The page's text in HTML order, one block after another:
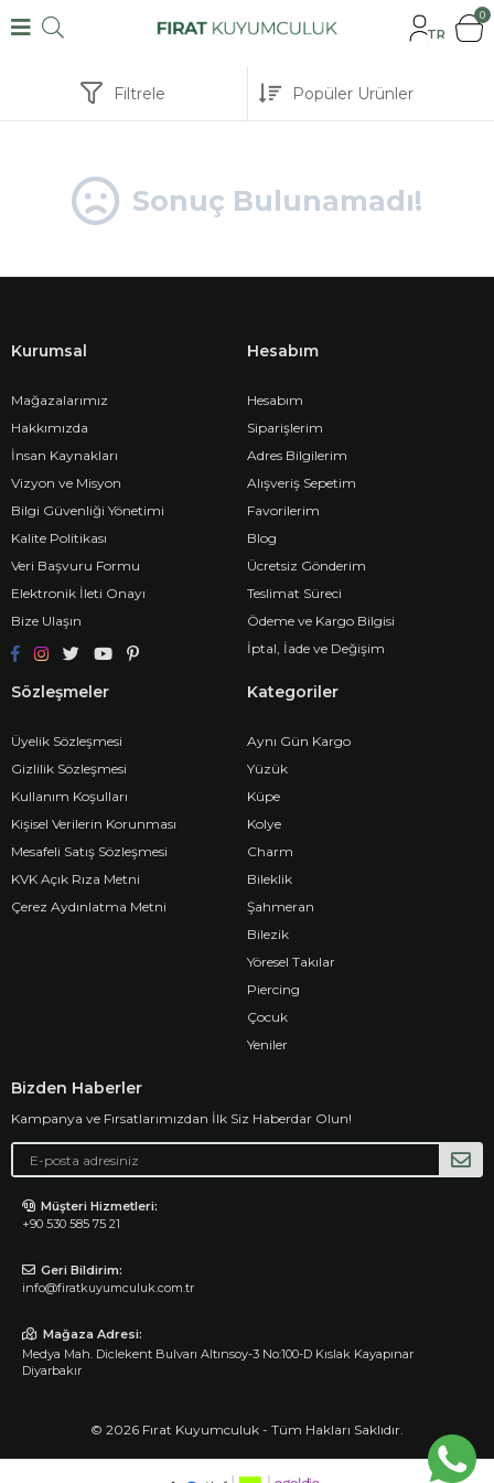
TR
0
Filtrele
Sonuç Bulunamadı!
Kurumsal
Mağazalarımız
Hakkımızda
İnsan Kaynakları
Vizyon ve Misyon
Bilgi Güvenliği Yönetimi
Kalite Politikası
Veri Başvuru Formu
Elektronik İleti Onayı
Bize Ulaşın
Hesabım
Hesabım
Siparişlerim
Adres Bilgilerim
Alışveriş Sepetim
Favorilerim
Blog
Ücretsiz Gönderim
Teslimat Süreci
Ödeme ve Kargo Bilgisi
İptal, İade ve Değişim
Sözleşmeler
Üyelik Sözleşmesi
Gizlilik Sözleşmesi
Kullanım Koşulları
Kişisel Verilerin Korunması
Mesafeli Satış Sözleşmesi
KVK Açık Rıza Metni
Çerez Aydınlatma Metni
Kategoriler
Aynı Gün Kargo
Yüzük
Küpe
Kolye
Charm
Bileklik
Şahmeran
Bilezik
Yöresel Takılar
Piercing
Çocuk
Yeniler
Bizden Haberler
Kampanya ve Fırsatlarımızdan İlk Siz Haberdar Olun!
Müşteri Hizmetleri:
+90 530 585 75 21
Geri Bildirim:
info@firatkuyumculuk.com.tr
Mağaza Adresi:
Medya Mah. Diclekent Bulvarı Altınsoy-3 No:100-D Kıslak Kayapınar
Diyarbakır
© 2026 Fırat Kuyumculuk - Tüm Hakları Saklıdır.